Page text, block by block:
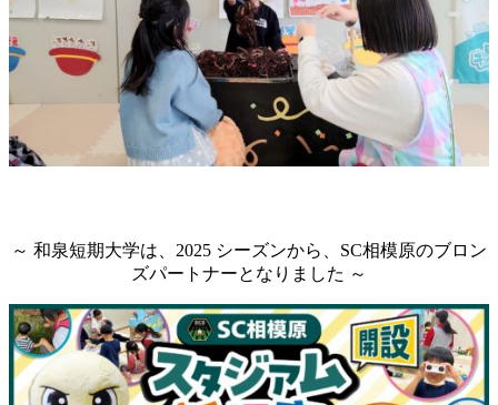
～ 和泉短期大学は、2025 シーズンから、SC相模原のブロン
ズパートナーとなりました ～